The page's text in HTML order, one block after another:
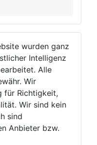
wurden ganz
Intelligenz
Alle
Wir
für Richtigkeit,
Wir sind kein
sind
Anbieter bzw.